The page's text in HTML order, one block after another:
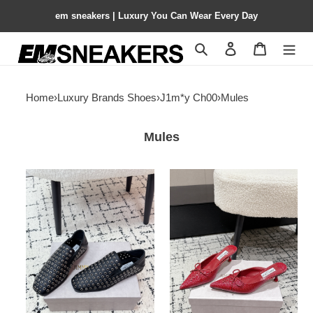
em sneakers | Luxury You Can Wear Every Day
Search Contact us
Home›Luxury Brands Shoes›J1m*y Ch00›Mules
Mules
ua
J1m*y
Ch00
eliot
slipper
Ch00
Mule
5cm